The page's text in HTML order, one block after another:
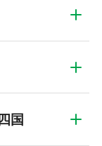
国